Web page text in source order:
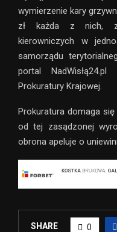
wymierzenie kary
zł każda z nich,
kierowniczych w
samorządu
portal
Prokuratury Krajowej.
Prokuratura domaga
od tej zasądzonej
obrona apeluje o
SHARE 0